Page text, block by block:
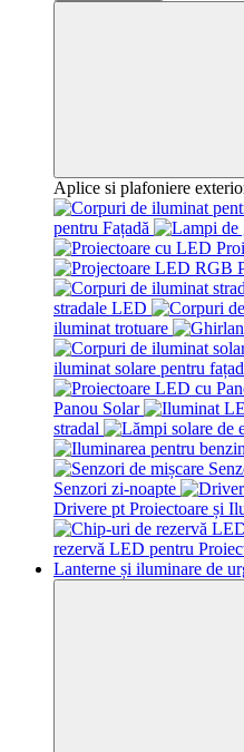
Aplice si plafoniere
pentru Fațadă
stradale LED
iluminat trotuare
iluminat solare pentru
Panou Solar
stradal
Senzori zi-noapte
Drivere pt Proiectoare și
rezervă LED pentru
Lanterne și iluminare de